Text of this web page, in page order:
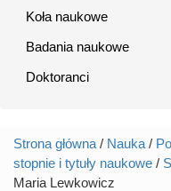
Koła naukowe
Badania naukowe
Doktoranci
Jesteś tutaj
Strona główna / Nauka /
stopnie i tytuły naukowe /
Maria Lewkowicz